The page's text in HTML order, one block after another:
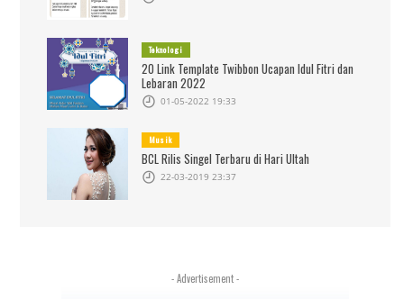
Teknologi
20 Link Template Twibbon Ucapan Idul Fitri dan
Lebaran 2022
01-05-2022 19:33
Musik
BCL Rilis Singel Terbaru di Hari Ultah
22-03-2019 23:37
- Advertisement -